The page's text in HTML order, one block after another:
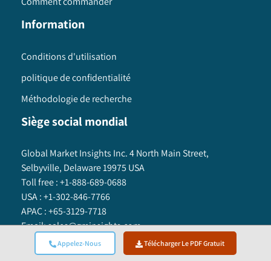
Appelez-Nous Télécharger Le PDF Gratuit
Information
Conditions d'utilisation
politique de confidentialité
Méthodologie de recherche
Siège social mondial
Global Market Insights Inc. 4 North Main Street,
Selbyville, Delaware 19975 USA
Toll free :+1-888-689-0688
USA :+1-302-846-7766
APAC :+65-3129-7718
Email:sales@gminsights.com